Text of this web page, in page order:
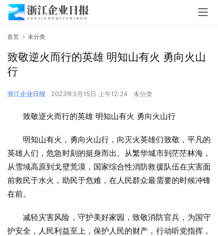
首页 未分类
致敬逆火而行的英雄 明知山有火 勇向火山
行
浙江企业日报 2023年5月15日 上午12:24 未分类
致敬逆火而行的英雄 明知山有火 勇向火山行
明知山有火，勇向火山行，向灭火英雄们致敬，平凡的
英雄人们，危急时刻的挺身而出。从繁华城市到茫茫林海，
从雪域高原到戈壁荒漠，国家综合性消防救援队伍在灾害面
前救民于水火，助民于危难，在人民群众最需要的时候冲锋
在前。
减轻灾害风险，守护美好家园，致敬消防官兵，为国守
护安全，人民利益至上，保护人民的财产，行动听党指挥，